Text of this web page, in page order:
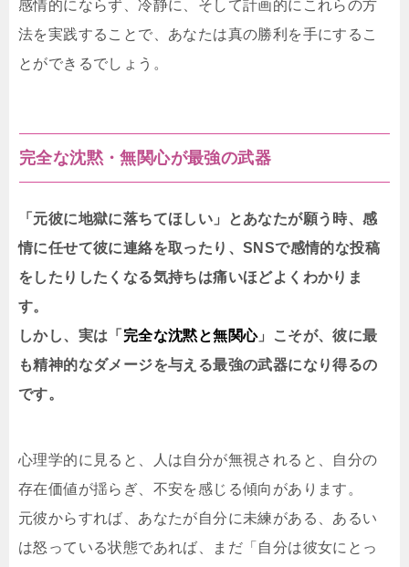
感情的にならず、冷静に、そして計画的にこれらの方
法を実践することで、あなたは真の勝利を手にするこ
とができるでしょう。
完全な沈黙・無関心が最強の武器
「元彼に地獄に落ちてほしい」とあなたが願う時、感
情に任せて彼に連絡を取ったり、SNSで感情的な投稿
をしたりしたくなる気持ちは痛いほどよくわかりま
す。
しかし、実は「 完全な沈黙と無関心」こそが、彼に最
も精神的なダメージを与える最強の武器になり得るの
です。
心理学的に見ると、人は自分が無視されると、自分の
存在価値が揺らぎ、不安を感じる傾向があります。
元彼からすれば、あなたが自分に未練がある、あるい
は怒っている状態であれば、まだ「自分は彼女にとっ